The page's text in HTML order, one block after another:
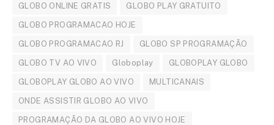
GLOBO ONLINE GRATIS GLOBO PLAY GRATUITO
GLOBO PROGRAMACAO HOJE
GLOBO PROGRAMACAO RJ GLOBO SP PROGRAMAÇÃO
GLOBO TV AO VIVO Globoplay GLOBOPLAY GLOBO
GLOBOPLAY GLOBO AO VIVO MULTICANAIS
ONDE ASSISTIR GLOBO AO VIVO
PROGRAMAÇÃO DA GLOBO AO VIVO HOJE